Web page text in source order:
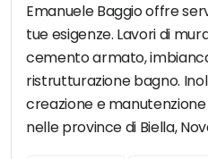
Emanuele Baggio offre
tue esigenze. Lavori di
cemento armato,
ristrutturazione bagno.
creazione e
nelle province di Biella,